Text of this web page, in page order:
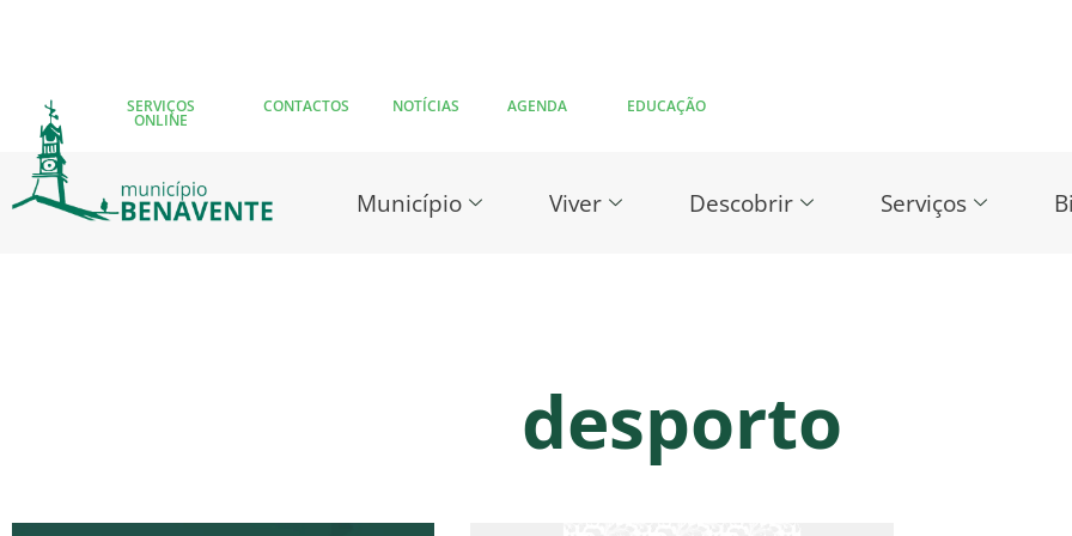
SERVIÇOS
ONLINE
CONTACTOS NOTÍCIAS AGENDA EDUCAÇÃO
Município Viver Descobrir Serviços
desporto